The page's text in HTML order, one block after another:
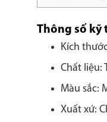
Thông số kỹ
Kích
Chất liệu:
Màu sắc:
Xuất xứ: